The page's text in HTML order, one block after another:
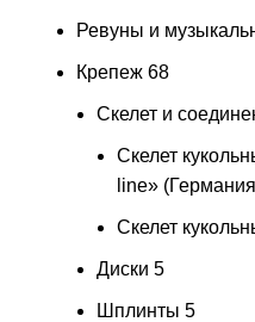
Ревуны и
Крепеж 68
Скелет и
Скелет
line»
Скелет
Диски 5
Шплинты 5